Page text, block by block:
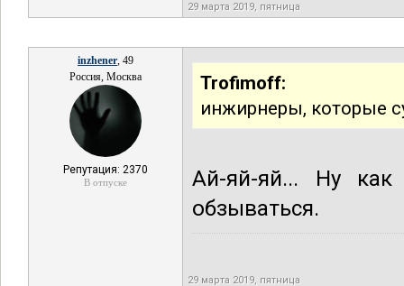
29 марта 2019, пятница
inzhener, 49
Россия, Москва
Репутация: 2370
В отпуске
Trofimoff:
инжирнеры, которые
Ай-яй-яй... Ну
обзываться.
29 марта 2019, пятница